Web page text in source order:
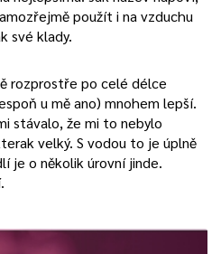
použít i na vzduchu
své klady.
rozprostře po celé délce
u mě ano) mnohem lepší.
stávalo, že mi to nebylo
velký. S vodou to je úplně
je o několik úrovní jinde.